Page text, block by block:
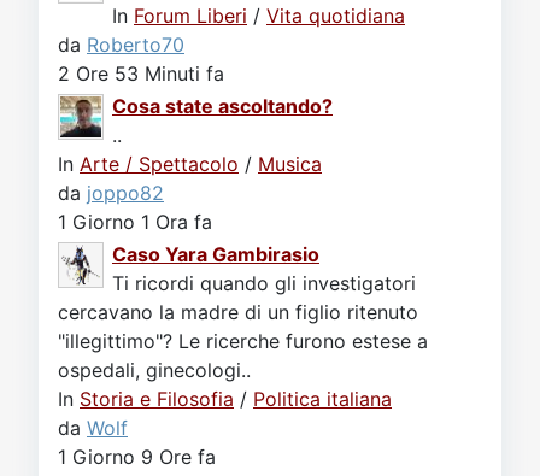
In Forum Liberi / Vita quotidiana
da Roberto70
2 Ore 53 Minuti fa
Cosa state ascoltando?
..
In Arte / Spettacolo / Musica
da joppo82
1 Giorno 1 Ora fa
Caso Yara Gambirasio
Ti ricordi quando gli investigatori
cercavano la madre di un figlio ritenuto
"illegittimo"? Le ricerche furono estese a
ospedali, ginecologi..
In Storia e Filosofia / Politica italiana
da Wolf
1 Giorno 9 Ore fa